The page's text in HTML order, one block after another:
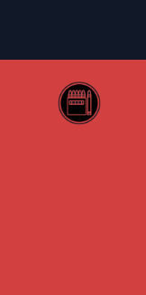
Web coloriage